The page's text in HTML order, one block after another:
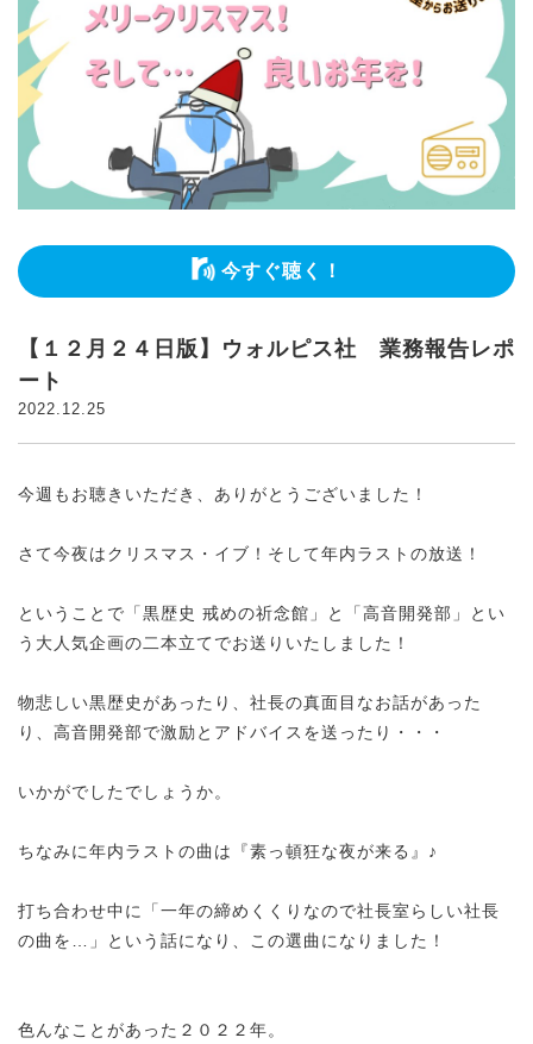
今すぐ聴く！
【１２月２４日版】ウォルピス社 業務報告レポ
ート
2022.12.25
今週もお聴きいただき、ありがとうございました！
さて今夜はクリスマス・イブ！そして年内ラストの放送！
ということで「黒歴史 戒めの祈念館」と「高音開発部」とい
う大人気企画の二本立てでお送りいたしました！
物悲しい黒歴史があったり、社長の真面目なお話があった
り、高音開発部で激励とアドバイスを送ったり・・・
いかがでしたでしょうか。
ちなみに年内ラストの曲は『素っ頓狂な夜が来る』♪
打ち合わせ中に「一年の締めくくりなので社長室らしい社長
の曲を…」という話になり、この選曲になりました！
色んなことがあった２０２２年。